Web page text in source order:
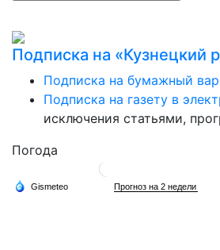
Подписка на «Кузнецкий
Подписка на бумажный
Подписка на газету в
исключения статьями,
Погода